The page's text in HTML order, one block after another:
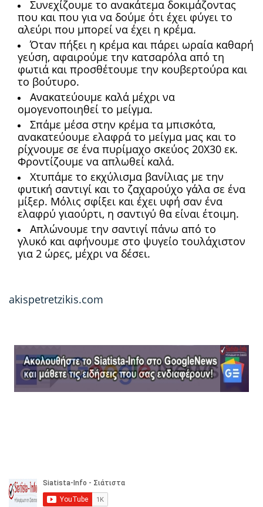
Συνεχίζουμε το ανακάτεμα δοκιμάζοντας
που και που για να δούμε ότι έχει φύγει το
αλεύρι που μπορεί να έχει η κρέμα.
Όταν πήξει η κρέμα και πάρει ωραία καθαρή
γεύση, αφαιρούμε την κατσαρόλα από τη
φωτιά και προσθέτουμε την κουβερτούρα και
το βούτυρο.
Ανακατεύουμε καλά μέχρι να
ομογενοποιηθεί το μείγμα.
Σπάμε μέσα στην κρέμα τα μπισκότα,
ανακατεύουμε ελαφρά το μείγμα μας και το
ρίχνουμε σε ένα πυρίμαχο σκεύος 20Χ30 εκ.
Φροντίζουμε να απλωθεί καλά.
Χτυπάμε το εκχύλισμα βανίλιας με την
φυτική σαντιγί και το ζαχαρούχο γάλα σε ένα
μίξερ. Μόλις σφίξει και έχει υφή σαν ένα
ελαφρύ γιαούρτι, η σαντιγύ θα είναι έτοιμη.
Απλώνουμε την σαντιγί πάνω από το
γλυκό και αφήνουμε στο ψυγείο τουλάχιστον
για 2 ώρες, μέχρι να δέσει.
akispetretzikis.com